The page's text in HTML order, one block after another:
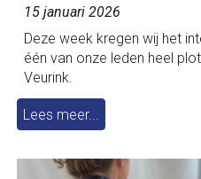
15 januari 2026
Deze week kregen wij het
één van onze leden heel
Veurink.
Lees meer...